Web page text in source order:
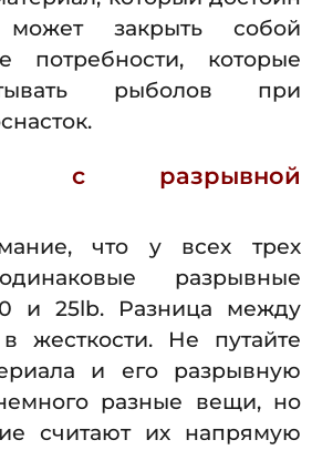
закрыть собой
потребности, которые
рыболов при
с разрывной
что у всех трех
разрывные
и 25lb. Разница между
жесткости. Не путайте
и его разрывную
разные вещи, но
считают их напрямую